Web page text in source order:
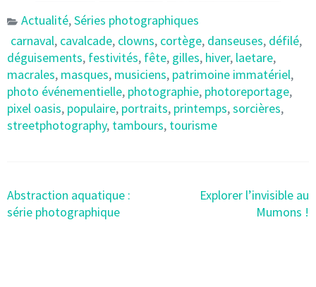
Actualité,Séries photographiques
carnaval, cavalcade, clowns, cortège, danseuses, défilé,
déguisements, festivités, fête, gilles, hiver, laetare,
macrales, masques, musiciens, patrimoine immatériel,
photo événementielle, photographie, photoreportage,
pixel oasis, populaire, portraits, printemps,sorcières,
streetphotography, tambours, tourisme
Post
navigation
Abstraction aquatique :
série photographique
Explorer l’invisible au
Mumons !